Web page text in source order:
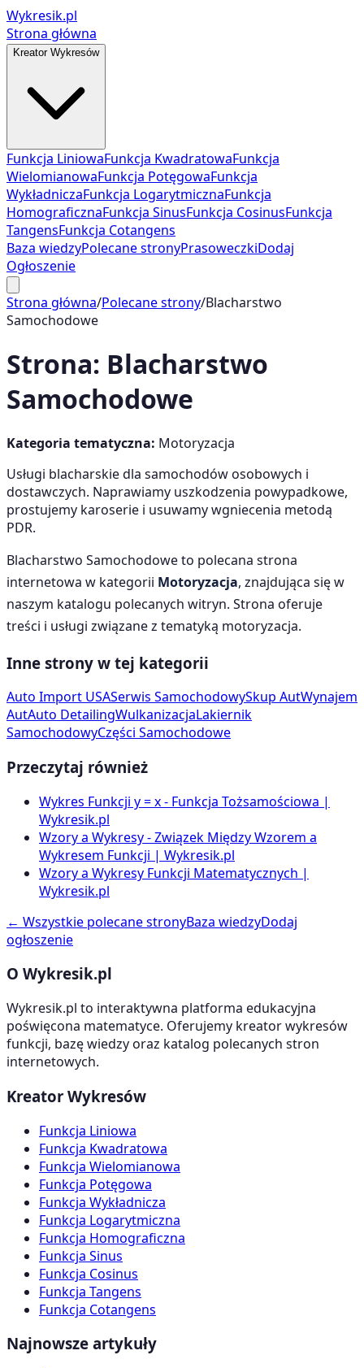
Wykresik.pl
Strona główna
Kreator Wykresów
Funkcja LiniowaFunkcja KwadratowaFunkcja
WielomianowaFunkcja PotęgowaFunkcja
WykładniczaFunkcja LogarytmicznaFunkcja
HomograficznaFunkcja SinusFunkcja CosinusFunkcja
TangensFunkcja Cotangens
Baza wiedzyPolecane stronyPrasoweczkiDodaj
Ogłoszenie
Strona główna/Polecane strony/Blacharstwo
Samochodowe
Strona: Blacharstwo
Samochodowe
Kategoria tematyczna: Motoryzacja
Usługi blacharskie dla samochodów osobowych i
dostawczych. Naprawiamy uszkodzenia powypadkowe,
prostujemy karoserie i usuwamy wgniecenia metodą
PDR.
Blacharstwo Samochodoweto polecana strona
internetowa w kategorii Motoryzacja, znajdująca się w
naszym katalogu polecanych witryn. Strona oferuje
treści i usługi związane z tematyką motoryzacja.
Inne strony w tej kategorii
Auto Import USASerwis SamochodowySkup AutWynajem
AutAuto DetailingWulkanizacjaLakiernik
SamochodowyCzęści Samochodowe
Przeczytaj również
Wykres Funkcji y = x - Funkcja Tożsamościowa |
Wykresik.pl
Wzory a Wykresy - Związek Między Wzorem a
Wykresem Funkcji | Wykresik.pl
Wzory a Wykresy Funkcji Matematycznych |
Wykresik.pl
← Wszystkie polecane stronyBaza wiedzyDodaj
ogłoszenie
O Wykresik.pl
Wykresik.pl to interaktywna platforma edukacyjna
poświęcona matematyce. Oferujemy kreator wykresów
funkcji, bazę wiedzy oraz katalog polecanych stron
internetowych.
Kreator Wykresów
Funkcja Liniowa
Funkcja Kwadratowa
Funkcja Wielomianowa
Funkcja Potęgowa
Funkcja Wykładnicza
Funkcja Logarytmiczna
Funkcja Homograficzna
Funkcja Sinus
Funkcja Cosinus
Funkcja Tangens
Funkcja Cotangens
Najnowsze artykuły